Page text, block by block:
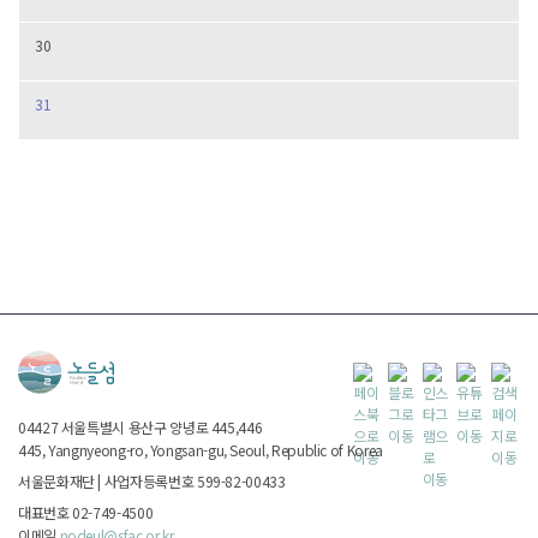
30
31
04427서울특별시 용산구 양녕로 445,446
445, Yangnyeong-ro, Yongsan-gu, Seoul, Republic of Korea
서울문화재단| 사업자등록번호 599-82-00433
대표번호 02-749-4500